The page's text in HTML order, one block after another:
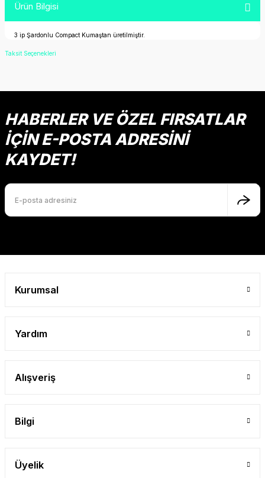
Ürün Bilgisi
3 ip Şardonlu Compact Kumaştan üretilmiştir.
Taksit Seçenekleri
HABERLER VE ÖZEL FIRSATLAR
İÇİN E-POSTA ADRESİNİ
KAYDET!
Kurumsal
Yardım
Alışveriş
Bilgi
Üyelik